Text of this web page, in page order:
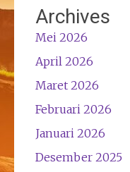
Archives
Mei 2026
April 2026
Maret 2026
Februari 2026
Januari 2026
Desember 2025